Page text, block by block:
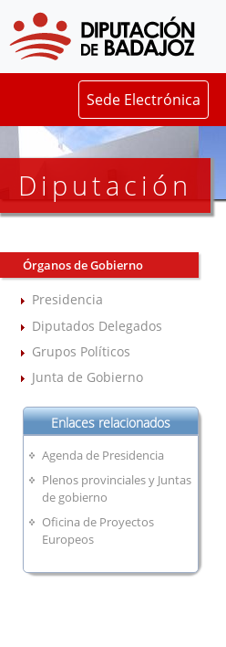
Sede Electrónica
Diputación
Órganos de Gobierno
Presidencia
Diputados Delegados
Grupos Políticos
Junta de Gobierno
Enlaces relacionados
Agenda de Presidencia
Plenos provinciales y Juntas
de gobierno
Oficina de Proyectos
Europeos